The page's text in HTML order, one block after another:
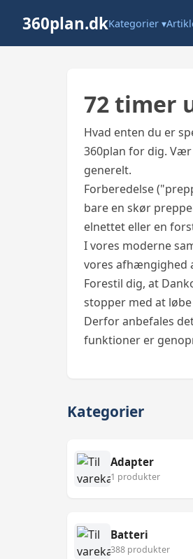
360plan.dkKategorier ▾
72 timer
Hvad enten du er
360plan for dig.
generelt.
Forberedelse
bare en skør
elnettet eller en
I vores moderne
vores afhængighed
Forestil dig, at
stopper med at
Derfor anbefales
funktioner er
Kategorier
Adapter
1 produkter
Batteri
388 produkter